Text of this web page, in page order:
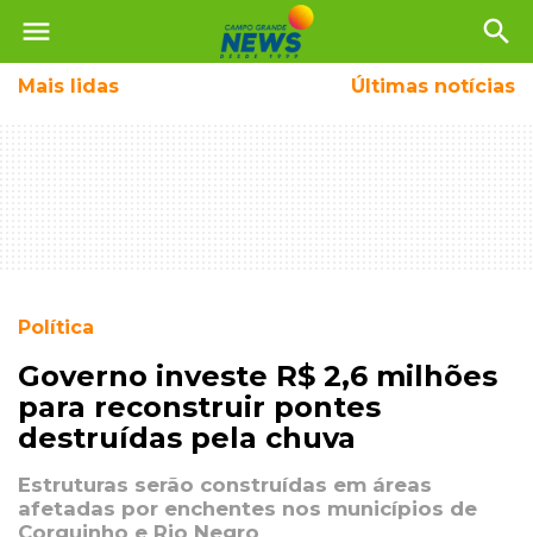
menu search
Mais lidas Últimas notícias
Política
Governo investe R$ 2,6 milhões
para reconstruir pontes
destruídas pela chuva
Estruturas serão construídas em áreas
afetadas por enchentes nos municípios de
Corguinho e Rio Negro